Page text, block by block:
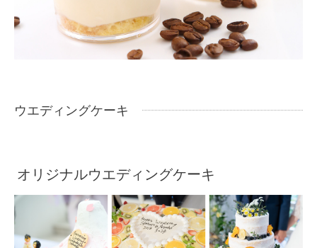
ウエディングケーキ
オリジナルウエディングケーキ